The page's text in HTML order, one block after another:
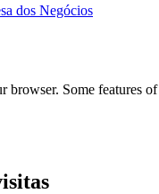
dos Negócios
browser. Some features